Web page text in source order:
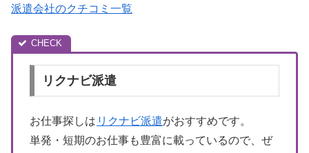
派遣会社のクチコミ一覧
リクナビ派遣
お仕事探しは リクナビ派遣がおすすめです。
単発・短期のお仕事も豊富に載っているので、ぜ